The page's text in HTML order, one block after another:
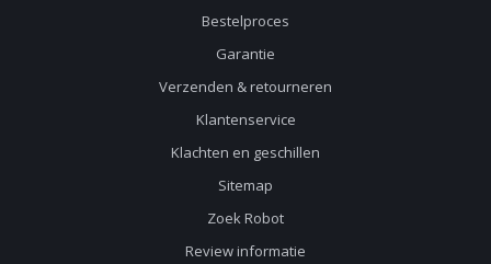
Bestelproces
Garantie
Verzenden & retourneren
Klantenservice
Klachten en geschillen
Sitemap
Zoek Robot
Review informatie